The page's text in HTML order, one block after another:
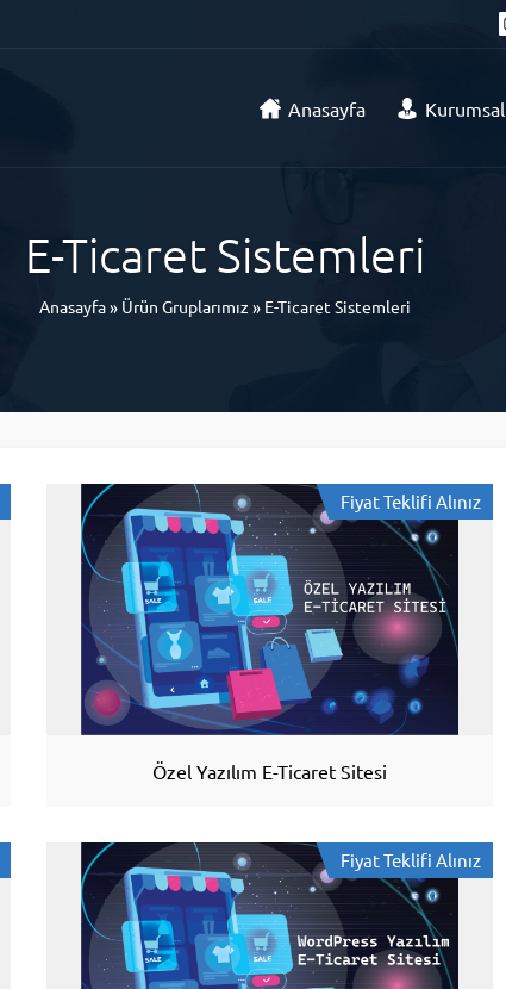
Anasayfa Kurumsal
E-Ticaret Sistemleri
Anasayfa» Ürün Gruplarımız » E-Ticaret Sistemleri
Fiyat Teklifi Alınız
Özel Yazılım E-Ticaret Sitesi
Fiyat Teklifi Alınız